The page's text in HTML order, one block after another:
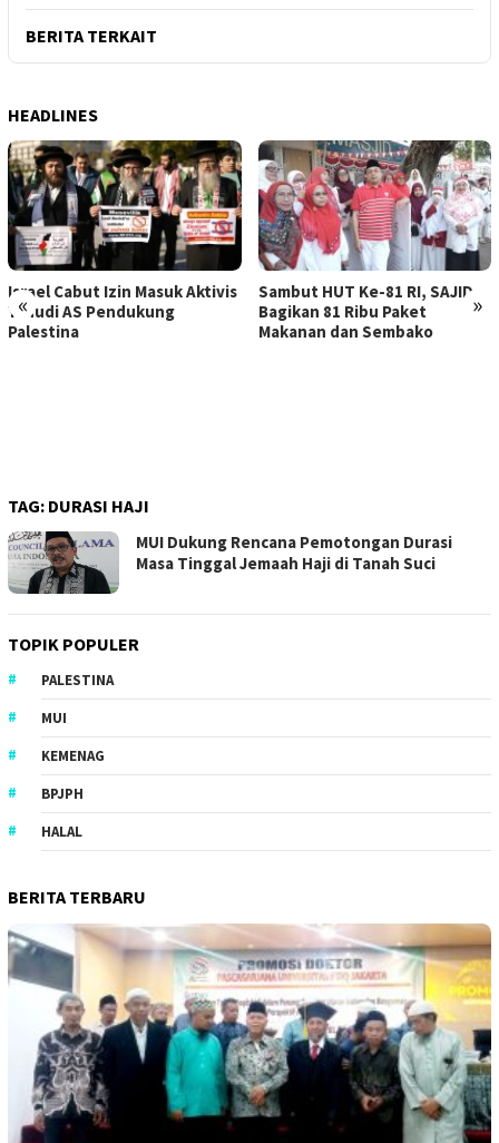
BERITA TERKAIT
HEADLINES
« »
Israel Cabut Izin Masuk Aktivis
Yahudi AS Pendukung
Palestina
Sambut HUT Ke-81 RI, SAJID
Bagikan 81 Ribu Paket
Makanan dan Sembako
TAG: DURASI HAJI
MUI Dukung Rencana Pemotongan Durasi
Masa Tinggal Jemaah Haji di Tanah Suci
TOPIK POPULER
PALESTINA
MUI
KEMENAG
BPJPH
HALAL
BERITA TERBARU